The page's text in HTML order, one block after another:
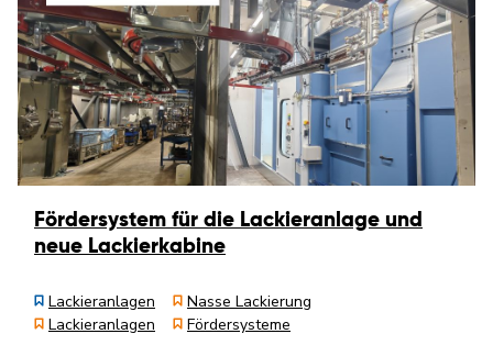
Fördersystem für die Lackieranlage und
neue Lackierkabine
Lackieranlagen
Nasse Lackierung
Lackieranlagen
Fördersysteme